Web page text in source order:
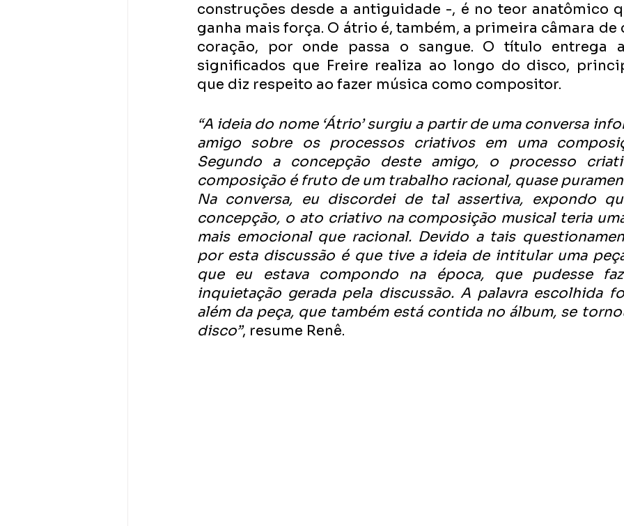
construções desde a antiguidade -, é no teor anatômico
ganha mais força. O átrio é, também, a primeira câmara de
coração, por onde passa o sangue. O título entrega
significados que Freire realiza ao longo do disco,
que diz respeito ao fazer música como compositor.
“A ideia do nome ‘Átrio’ surgiu a partir de uma conversa
amigo sobre os processos criativos em uma
Segundo a concepção deste amigo, o processo
composição é fruto de um trabalho racional, quase
Na conversa, eu discordei de tal assertiva, expondo
concepção, o ato criativo na composição musical teria
mais emocional que racional. Devido a tais
por esta discussão é que tive a ideia de intitular uma
que eu estava compondo na época, que pudesse
inquietação gerada pela discussão. A palavra escolhida
além da peça, que também está contida no álbum, se
disco”, resume Renê.